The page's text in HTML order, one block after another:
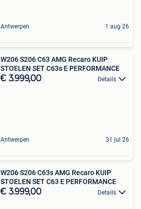
Antwerpen 1 aug 26
W206 S206 C63 AMG Recaro KUIP
STOELEN SET C63s E PERFORMANCE
€ 3.999,00 Details
Antwerpen 31 jul 26
W206 S206 C63s AMG Recaro KUIP
STOELEN SET C63 E PERFORMANCE
€ 3.999,00 Details